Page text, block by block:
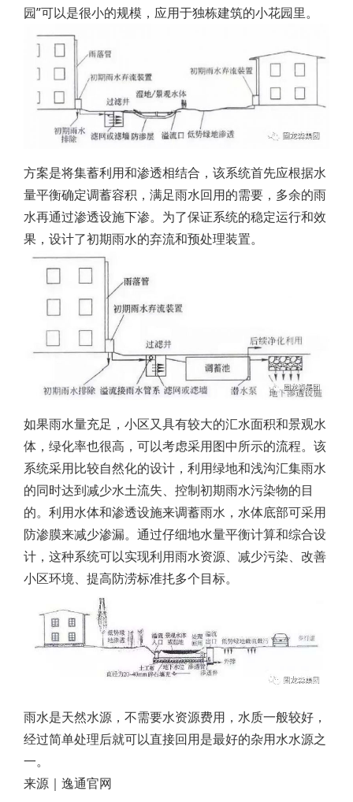
园”可以是很小的规模，应用于独栋建筑的小花园里。
方案是将集蓄利用和渗透相结合，该系统首先应根据水
量平衡确定调蓄容积，满足雨水回用的需要，多余的雨
水再通过渗透设施下渗。为了保证系统的稳定运行和效
果，设计了初期雨水的弃流和预处理装置。
如果雨水量充足，小区又具有较大的汇水面积和景观水
体，绿化率也很高，可以考虑采用图中所示的流程。该
系统采用比较自然化的设计，利用绿地和浅沟汇集雨水
的同时达到减少水土流失、控制初期雨水污染物的目
的。利用水体和渗透设施来调蓄雨水，水体底部可采用
防渗膜来减少渗漏。通过仔细地水量平衡计算和综合设
计，这种系统可以实现利用雨水资源、减少污染、改善
小区环境、提高防涝标准扥多个目标。
雨水是天然水源，不需要水资源费用，水质一般较好，
经过简单处理后就可以直接回用是最好的杂用水水源之
一。
来源｜逸通官网